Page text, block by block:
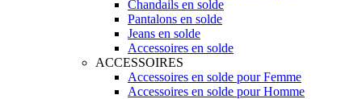
Chandails en solde
Pantalons en solde
Jeans en solde
Accessoires en solde
ACCESSOIRES
Accessoires en solde pour Femme
Accessoires en solde pour Homme